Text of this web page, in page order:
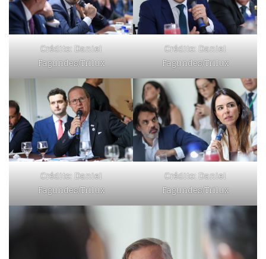
Crédito: Daniel
Fagundes/Trilux
Crédito: Daniel
Fagundes/Trilux
Crédito: Daniel
Fagundes/Trilux
Crédito: Daniel
Fagundes/Trilux